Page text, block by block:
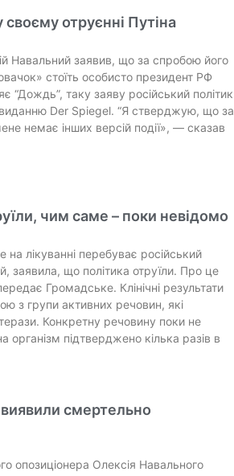
отруєнні Путіна
Навальний заявив, що за спробою його
стоїть особисто президент РФ
“Дождь”, таку заяву російський політик
Der Spiegel. “Я стверджую, що за
немає інших версій події», — сказав
чим саме – поки невідомо
на лікуванні перебуває російський
заявила, що політика отруїли. Про це
Громадське. Клінічні результати
з групи активних речовин, які
Конкретну речовину поки не
підтверджено кілька разів в
виявили смертельно
опозиціонера Олексія Навального